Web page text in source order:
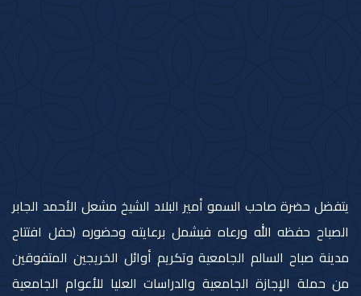
يتفضل حضرة صاحب السمو أمير البلاد الشيخ مشعل الأحمد الجابر
الصباح حفظه الله ورعاه فيشمل برعايته وحضوره (حفل افتتاح
مدينة صباح السالم الجامعية وتكريم أوائل الخريجين المتفوقين
من حملة الإجازة الجامعية والدراسات العليا للأعوام الجامعية